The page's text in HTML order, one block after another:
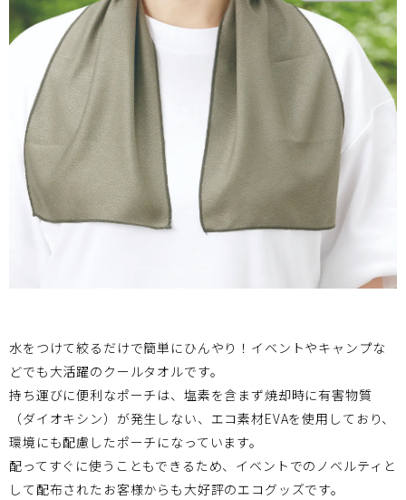
水をつけて絞るだけで簡単にひんやり！イベントやキャンプな
どでも大活躍のクールタオルです。
持ち運びに便利なポーチは、塩素を含まず焼却時に有害物質
（ダイオキシン）が発生しない、エコ素材EVAを使用しており、
環境にも配慮したポーチになっています。
配ってすぐに使うこともできるため、イベントでのノベルティと
して配布されたお客様からも大好評のエコグッズです。